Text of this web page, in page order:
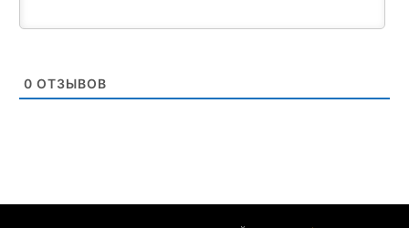
0 ОТЗЫВОВ